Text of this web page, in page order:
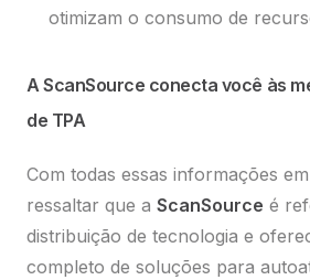
otimizam o consumo de
A ScanSource conecta você às
de TPA
Com todas essas informações
ressaltar que a ScanSource é
distribuição de tecnologia e
completo de soluções para